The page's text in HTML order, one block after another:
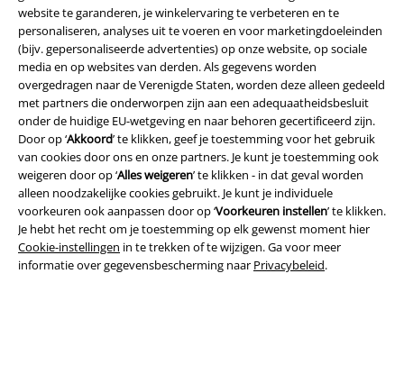
website te garanderen, je winkelervaring te verbeteren en te
personaliseren, analyses uit te voeren en voor marketingdoeleinden
(bijv. gepersonaliseerde advertenties) op onze website, op sociale
media en op websites van derden. Als gegevens worden
overgedragen naar de Verenigde Staten, worden deze alleen gedeeld
met partners die onderworpen zijn aan een adequaatheidsbesluit
onder de huidige EU-wetgeving en naar behoren gecertificeerd zijn.
Door op ‘Akkoord’ te klikken, geef je toestemming voor het gebruik
van cookies door ons en onze partners. Je kunt je toestemming ook
weigeren door op ‘Alles weigeren’ te klikken - in dat geval worden
alleen noodzakelijke cookies gebruikt. Je kunt je individuele
voorkeuren ook aanpassen door op ‘Voorkeuren instellen’ te klikken.
Je hebt het recht om je toestemming op elk gewenst moment hier
Cookie-instellingen in te trekken of te wijzigen. Ga voor meer
informatie over gegevensbescherming naar Privacybeleid.
Legal
Algemene Voorwaarden
Bedrijfsgegevens
Privacyverklaring